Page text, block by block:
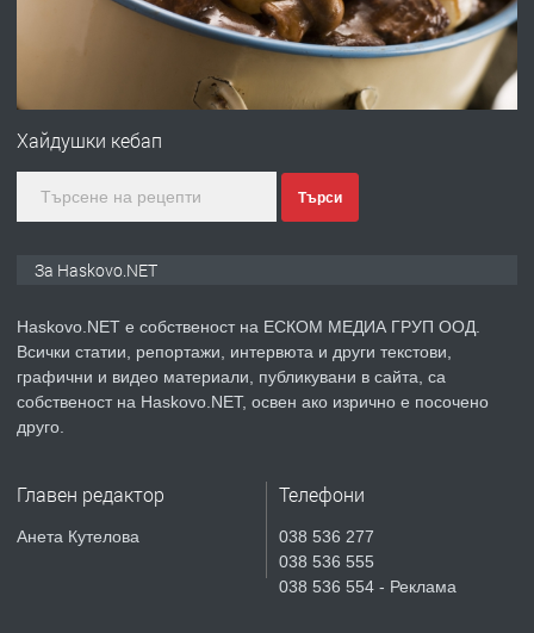
преди 3 дни
ПРОСТОРЕН ТРИСТАЕН
преди 4 дни
ПРЕДЛАГА СГЛОБЯВАНЕ НА МЕБЕЛИ.
№4119 Едностаен обзаведен
Хайдушки кебап
Търси
За Haskovo.NET
Haskovo.NET е собственост на ЕСКОМ МЕДИА ГРУП ООД.
Всички статии, репортажи, интервюта и други текстови,
графични и видео материали, публикувани в сайта, са
собственост на Haskovo.NET, освен ако изрично е посочено
друго.
Главен редактор
Анета Кутелова
Телефони
038 536 277
038 536 555
038 536 554 - Реклама